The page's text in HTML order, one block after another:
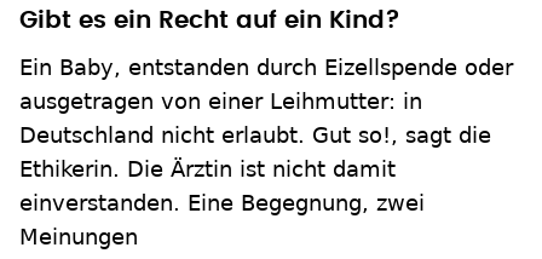
Gibt es ein Recht auf ein Kind?
Ein Baby, entstanden durch Eizellspende oder
ausgetragen von einer Leihmutter: in
Deutschland nicht erlaubt. Gut so!, sagt die
Ethikerin. Die Ärztin ist nicht damit
einverstanden. Eine Begegnung, zwei
Meinungen